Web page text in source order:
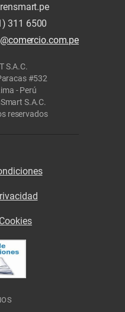
311 6500
S.A.C.
#532
- Perú
S.A.C.
reservados